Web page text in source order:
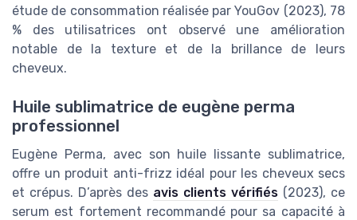
étude de consommation réalisée par YouGov (2023), 78
% des utilisatrices ont observé une amélioration
notable de la texture et de la brillance de leurs
cheveux.
Huile sublimatrice de eugène perma
professionnel
Eugène Perma, avec son huile lissante sublimatrice,
offre un produit anti-frizz idéal pour les cheveux secs
et crépus. D’après des avis clients vérifiés (2023), ce
serum est fortement recommandé pour sa capacité à